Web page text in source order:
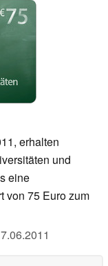
erhalten
und
eine
von 75 Euro zum